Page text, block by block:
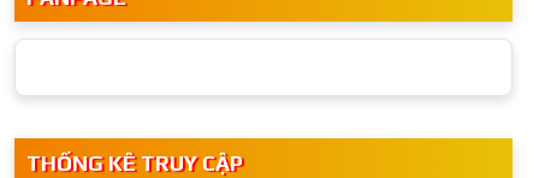
THỐNG KÊ TRUY CẬP